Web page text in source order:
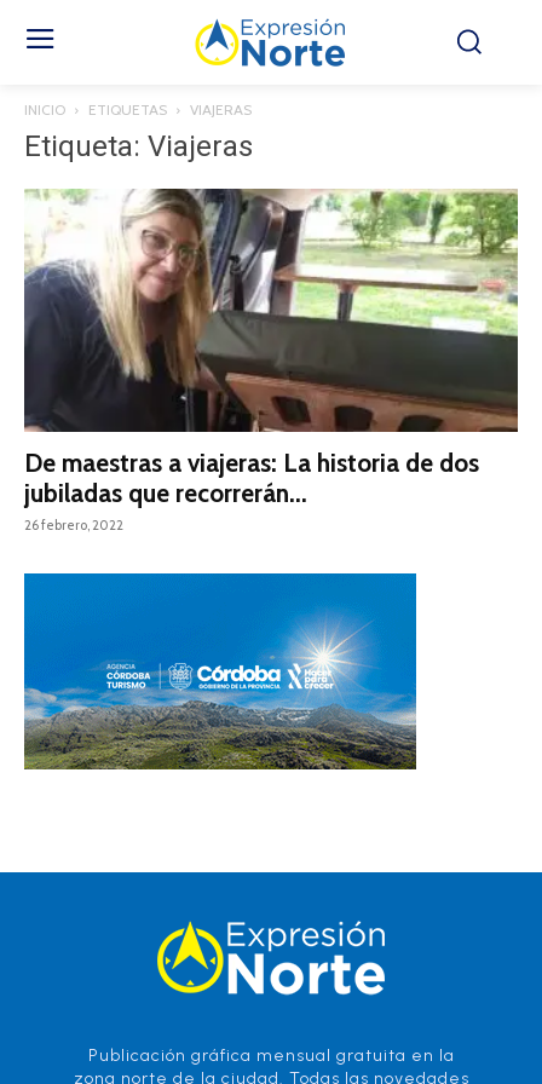
INICIO ETIQUETAS VIAJERAS
Etiqueta: Viajeras
De maestras a viajeras: La historia de dos
jubiladas que recorrerán...
26 febrero, 2022
Publicación gráfica mensual gratuita en la
zona norte de la ciudad. Todas las novedades